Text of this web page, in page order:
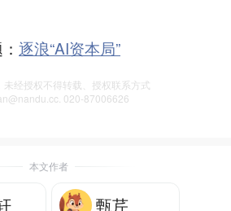
逐浪“AI资本局”
未经授权不得转载、授权联系方式
020-87006626
本文作者
甄芹